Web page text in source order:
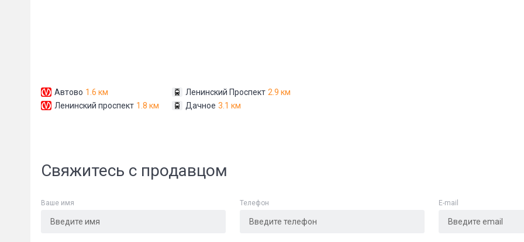
Автово 1.6 км
Ленинский проспект 1.8 км
Ленинский Проспект 2.9 км
Дачное 3.1 км
Свяжитесь с продавцом
Ваше имя Телефон E-mail